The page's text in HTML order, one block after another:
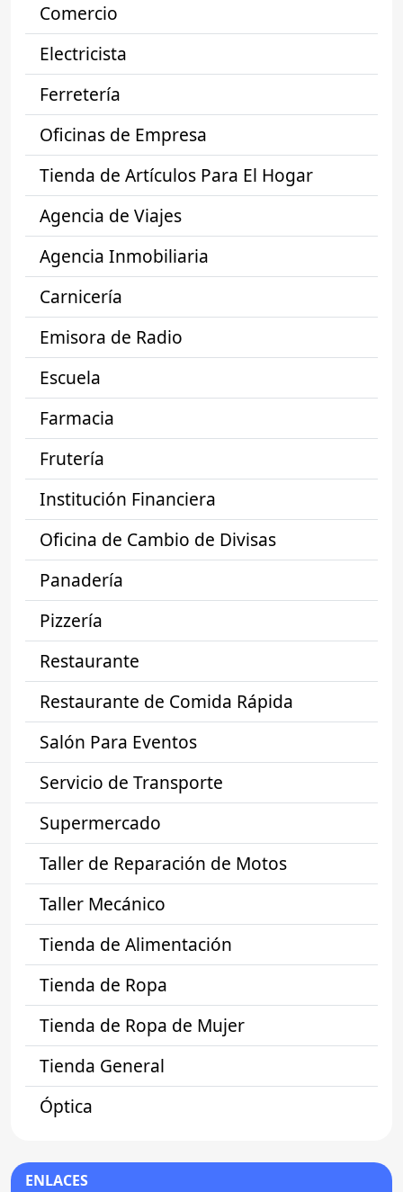
Comercio
Electricista
Ferretería
Oficinas de Empresa
Tienda de Artículos Para El Hogar
Agencia de Viajes
Agencia Inmobiliaria
Carnicería
Emisora de Radio
Escuela
Farmacia
Frutería
Institución Financiera
Oficina de Cambio de Divisas
Panadería
Pizzería
Restaurante
Restaurante de Comida Rápida
Salón Para Eventos
Servicio de Transporte
Supermercado
Taller de Reparación de Motos
Taller Mecánico
Tienda de Alimentación
Tienda de Ropa
Tienda de Ropa de Mujer
Tienda General
Óptica
ENLACES